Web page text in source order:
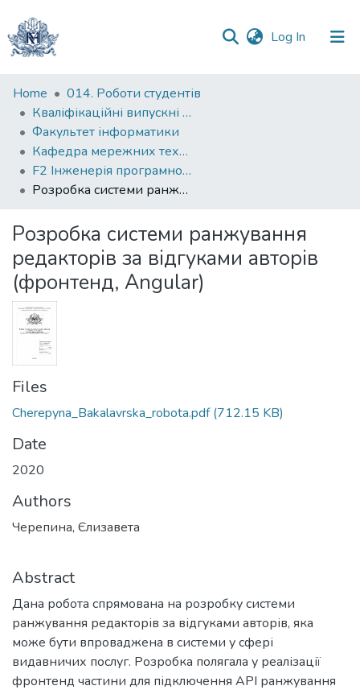
Log In (current)
Communities
&
Collections
All of DSpace
Home
014. Роботи студентів
Кваліфікаційні випускні роботи здобувачів вищої освіти бакалаврських програм
Факультет інформатики
Кафедра мережних технологій
F2 Інженерія програмного забезпечення
Розробка системи ранжування редакторів за відгуками авторів (фронтенд, Angular)
Розробка системи ранжування
редакторів за відгуками авторів
(фронтенд, Angular)
Files
Cherepyna_Bakalavrska_robota.pdf(712.15 KB)
Date
2020
Authors
Черепина, Єлизавета
Abstract
Дана робота спрямована на розробку системи
ранжування редакторів за відгуками авторів, яка
може бути впроваджена в системи у сфері
видавничих послуг. Розробка полягала у реалізації
фронтенд частини для підключення API ранжування